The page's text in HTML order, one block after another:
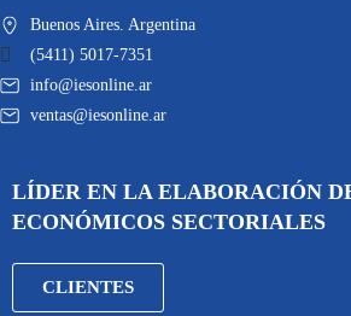
Buenos Aires. Argentina
(5411) 5017-7351
info@iesonline.ar
ventas@iesonline.ar
LÍDER EN LA ELABORACIÓN
ECONÓMICOS SECTORIALES
CLIENTES